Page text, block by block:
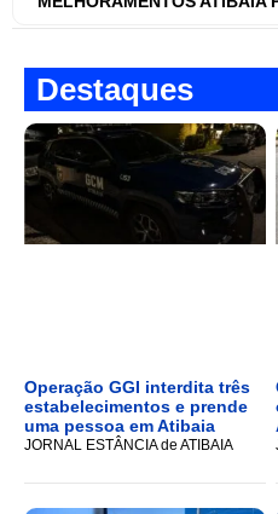
Destaques
Operação GGI interdita três
estabelecimentos e prende
uma pessoa em Atibaia
JORNAL ESTÂNCIA de ATIBAIA